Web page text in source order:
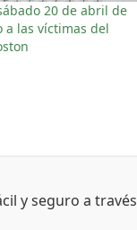
20 de abril de
a las víctimas del
y seguro a través